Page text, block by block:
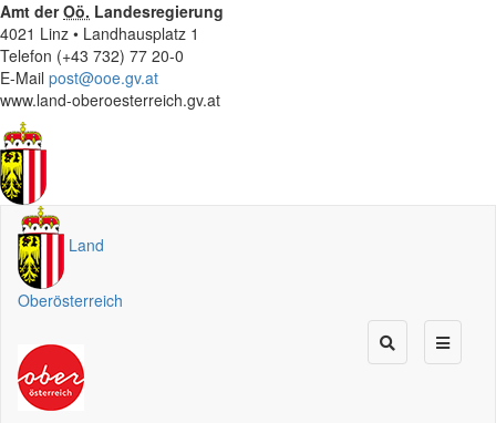
Amt derOö. Landesregierung
4021 Linz • Landhausplatz 1
Telefon (+43 732) 77 20-0
E-Mail post@ooe.gv.at
www.land-oberoesterreich.gv.at
Land
Oberösterreich